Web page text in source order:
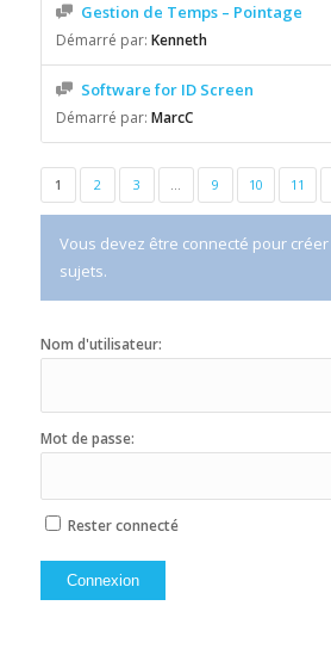
Gestion de Temps – Pointage
Démarré par: Kenneth
Software for ID Screen
Démarré par: MarcC
1 2 3 … 9 10 11
Vous devez être connecté pour
sujets.
Nom d'utilisateur:
Mot de passe:
Rester connecté
Connexion